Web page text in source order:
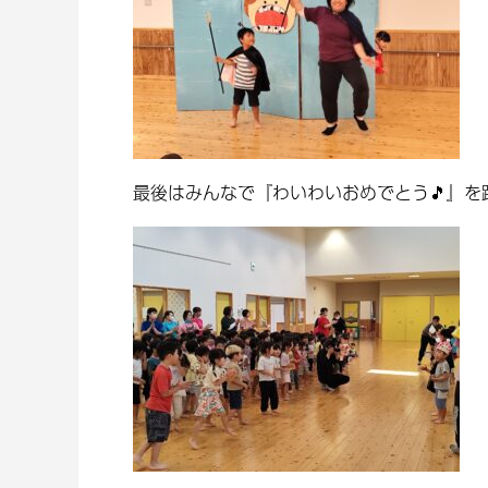
最後はみんなで『わいわいおめでとう🎵』を